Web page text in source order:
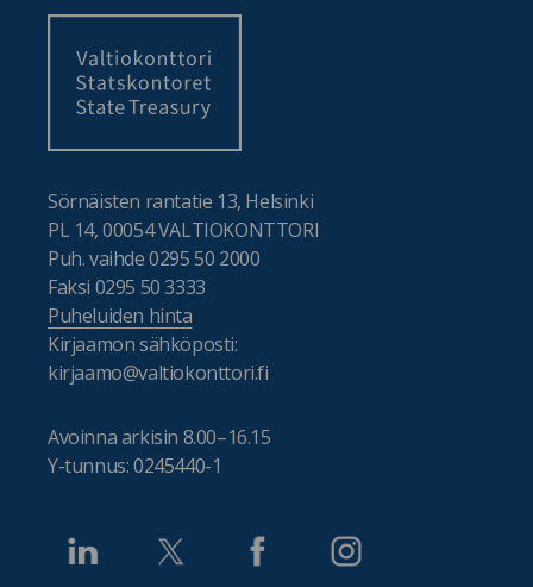
Sörnäisten rantatie 13, Helsinki
PL 14, 00054 VALTIOKONTTORI
Puh. vaihde 0295 50 2000
Faksi 0295 50 3333
Puheluiden hinta
Kirjaamon sähköposti:
kirjaamo@valtiokonttori.fi
Avoinna arkisin 8.00–16.15
Y-tunnus: 0245440-1